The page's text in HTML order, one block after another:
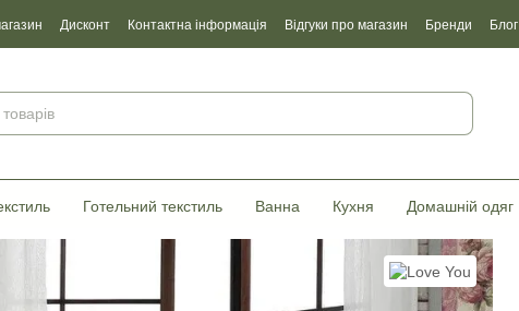
Дисконт Контактна інформація Відгуки про магазин Бренди
Блог
Сертификати якості
Готельний текстиль Ванна Кухня Домашній одяг